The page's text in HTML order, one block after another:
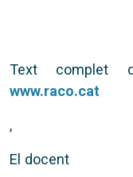
Text complet
www.raco.cat
,
El docent